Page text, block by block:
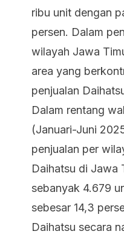
ribu unit dengan
persen. Dalam
wilayah Jawa
area yang
penjualan
Dalam rentang
(Januari-Juni
penjualan per
Daihatsu di Jawa
sebanyak 4.679
sebesar 14,3
Daihatsu secara